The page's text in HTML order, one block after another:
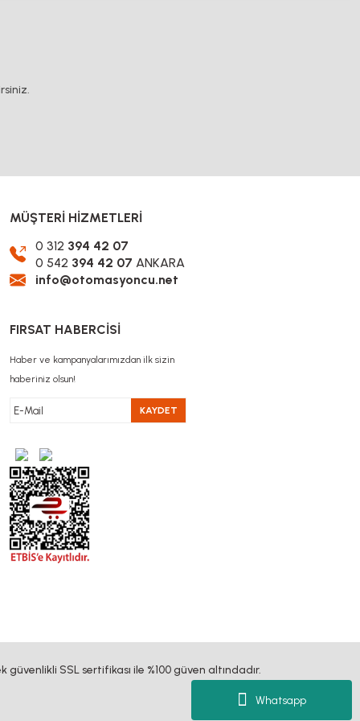
Whatsapp
MÜŞTERİ HİZMETLERİ
0 312 394 42 07
0 542 394 42 07 ANKARA
info@otomasyoncu.net
FIRSAT HABERCİSİ
Haber ve kampanyalarımızdan ilk sizin
haberiniz olsun!
KAYDET
SSL sertifikası ile %100 güven altındadır.